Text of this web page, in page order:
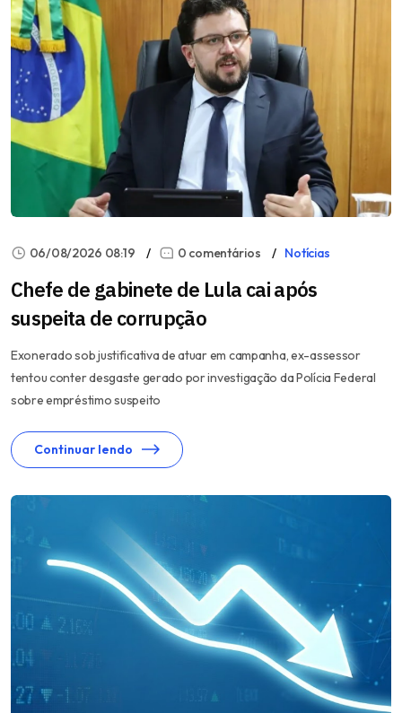
06/08/2026 08:19 0 comentários Notícias
Chefe de gabinete de Lula cai após
suspeita de corrupção
Exonerado sob justificativa de atuar em campanha, ex-assessor
tentou conter desgaste gerado por investigação da Polícia Federal
sobre empréstimo suspeito
Continuar lendo